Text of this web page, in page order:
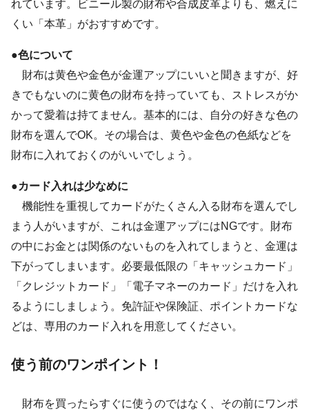
れています。ビニール製の財布や合成皮革よりも、燃えに
くい「本革」がおすすめです。
●色について
財布は黄色や金色が金運アップにいいと聞きますが、好
きでもないのに黄色の財布を持っていても、ストレスがか
かって愛着は持てません。基本的には、自分の好きな色の
財布を選んでOK。その場合は、黄色や金色の色紙などを
財布に入れておくのがいいでしょう。
●カード入れは少なめに
機能性を重視してカードがたくさん入る財布を選んでし
まう人がいますが、これは金運アップにはNGです。財布
の中にお金とは関係のないものを入れてしまうと、金運は
下がってしまいます。必要最低限の「キャッシュカード」
「クレジットカード」「電子マネーのカード」だけを入れ
るようにしましょう。免許証や保険証、ポイントカードな
どは、専用のカード入れを用意してください。
使う前のワンポイント！
財布を買ったらすぐに使うのではなく、その前にワンポ